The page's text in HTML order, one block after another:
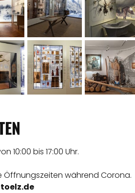
10:00 bis 17:00 Uhr.
während Corona.